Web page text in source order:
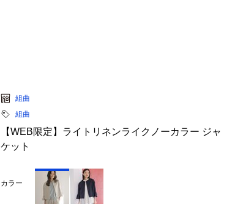
組曲
組曲
【WEB限定】ライトリネンライクノーカラー ジャ
ケット
カラー